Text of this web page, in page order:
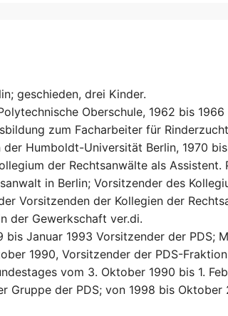
geschieden, drei Kinder.
Oberschule, 1962 bis
zum Facharbeiter für
Humboldt-Universität Berlin, 1970
der Rechtsanwälte als Assistent.
in Berlin; Vorsitzender des
Vorsitzenden der Kollegien der
der Gewerkschaft ver.di.
bis Januar 1993 Vorsitzender der PDS;
1990, Vorsitzender der PDS-
vom 3. Oktober 1990 bis 1.
Gruppe der PDS; von 1998 bis